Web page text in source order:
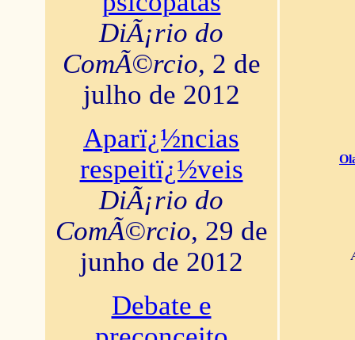
DiÃ¡rio do
ComÃ©rcio, 2 de
julho de 2012
Aparï¿½ncias
respeitï¿½veis
DiÃ¡rio do
ComÃ©rcio, 29 de
junho de 2012
Debate e